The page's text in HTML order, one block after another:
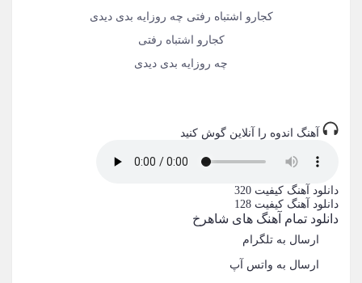
کجارو اشتباه رفتی چه روزایه بدی دیدی
کجارو اشتباه رفتی
چه روزایه بدی دیدی
آهنگ اندوه را آنلاین گوش کنید
دانلود آهنگ کیفیت 320
دانلود آهنگ کیفیت 128
دانلود تمام آهنگ های شاهرخ
ارسال به تلگرام
ارسال به واتس آپ